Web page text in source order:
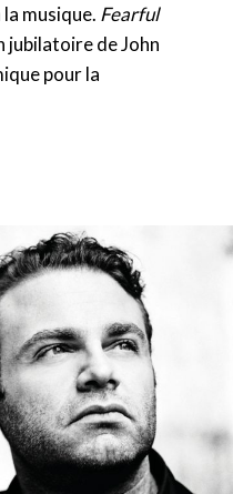
musique. Fearful
jubilatoire de John
pour la